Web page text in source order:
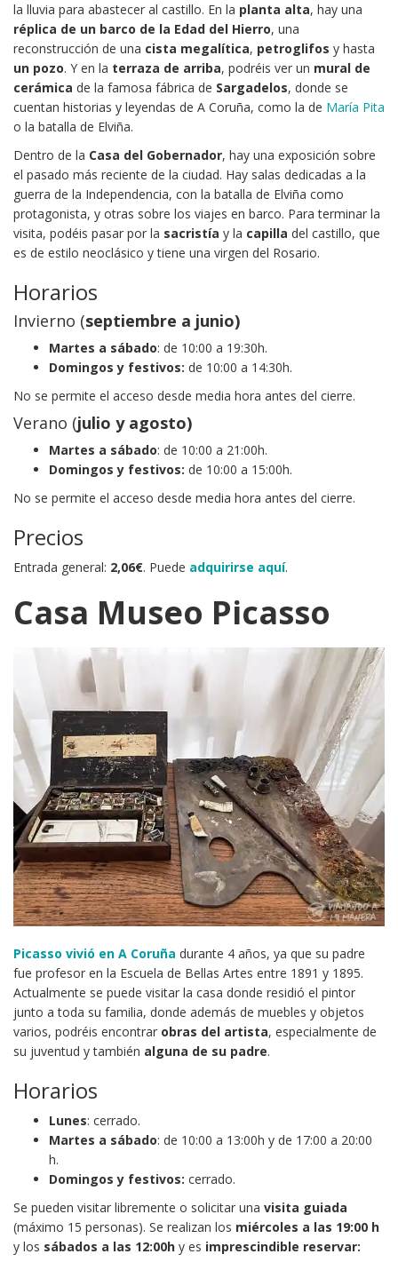
la lluvia para abastecer al castillo. En la planta alta, hay una
réplica de un barco de la Edad del Hierro, una
reconstrucción de una cista megalítica, petroglifos y hasta
un pozo. Y en la terraza de arriba, podréis ver un mural de
cerámica de la famosa fábrica de Sargadelos, donde se
cuentan historias y leyendas de A Coruña, como la de María Pita
o la batalla de Elviña.
Dentro de la Casa del Gobernador, hay una exposición sobre
el pasado más reciente de la ciudad. Hay salas dedicadas a la
guerra de la Independencia, con la batalla de Elviña como
protagonista, y otras sobre los viajes en barco. Para terminar la
visita, podéis pasar por la sacristía y la capilla del castillo, que
es de estilo neoclásico y tiene una virgen del Rosario.
Horarios
Invierno (septiembre a junio)
Martes a sábado: de 10:00 a 19:30h.
Domingos y festivos: de 10:00 a 14:30h.
No se permite el acceso desde media hora antes del cierre.
Verano (julio y agosto)
Martes a sábado: de 10:00 a 21:00h.
Domingos y festivos: de 10:00 a 15:00h.
No se permite el acceso desde media hora antes del cierre.
Precios
Entrada general: 2,06€. Puede adquirirse aquí.
Casa Museo Picasso
Picasso vivió en A Coruña durante 4 años, ya que su padre
fue profesor en la Escuela de Bellas Artes entre 1891 y 1895.
Actualmente se puede visitar la casa donde residió el pintor
junto a toda su familia, donde además de muebles y objetos
varios, podréis encontrar obras del artista, especialmente de
su juventud y también alguna de su padre.
Horarios
Lunes: cerrado.
Martes a sábado: de 10:00 a 13:00h y de 17:00 a 20:00
h.
Domingos y festivos: cerrado.
Se pueden visitar libremente o solicitar una visita guiada
(máximo 15 personas). Se realizan los miércoles a las 19:00 h
y los sábados a las 12:00h y es imprescindible reservar: